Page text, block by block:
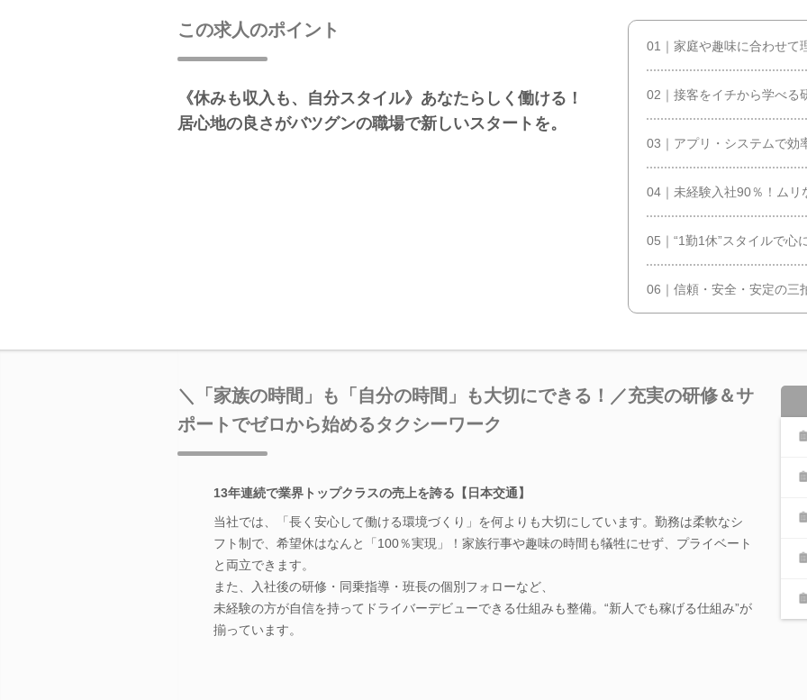
この求人のポイント
《休みも収入も、自分スタイル》あなたらしく働ける！
居心地の良さがバツグンの職場で新しいスタートを。
01｜家庭や趣味に合わせて
02｜接客をイチから学べる
03｜アプリ・システムで効
04｜未経験入社90％！ム
05｜“1勤1休”スタイルで心
06｜信頼・安全・安定の三
＼「家族の時間」も「自分の時間」も大切にできる！／充実の研修＆サ
ポートでゼロから始めるタクシーワーク
13年連続で業界トップクラスの売上を誇る【日本交通】
当社では、「長く安心して働ける環境づくり」を何よりも大切にしています。勤務は柔軟なシ
フト制で、希望休はなんと「100％実現」！家族行事や趣味の時間も犠牲にせず、プライベート
と両立できます。
また、入社後の研修・同乗指導・班長の個別フォローなど、
未経験の方が自信を持ってドライバーデビューできる仕組みも整備。“新人でも稼げる仕組み”が
揃っています。